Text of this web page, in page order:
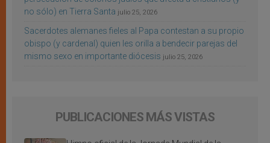
no sólo) en Tierra Santa julio 25, 2026
Sacerdotes alemanes fieles al Papa contestan a su propio
obispo (y cardenal) quien les orilla a bendecir parejas del
mismo sexo en importante diócesis julio 25, 2026
PUBLICACIONES MÁS VISTAS